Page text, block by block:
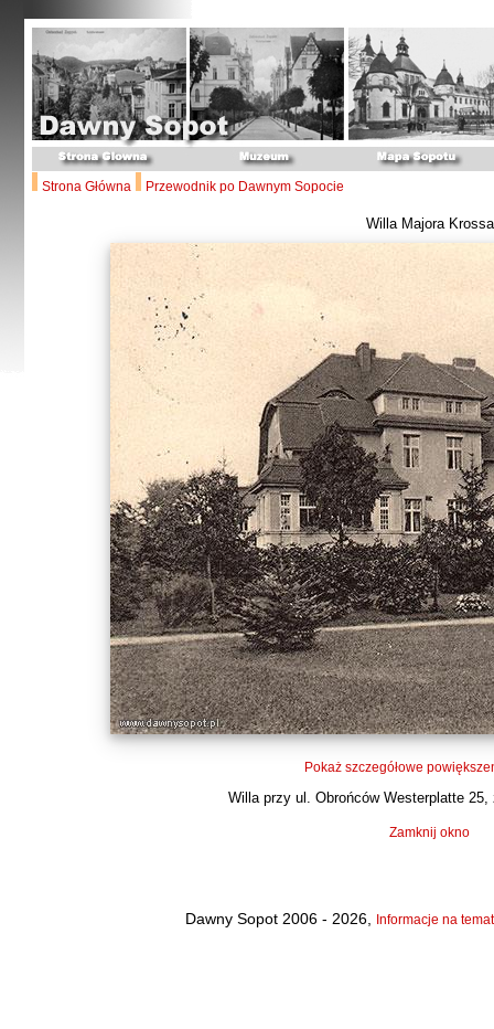
Strona Główna Przewodnik po Dawnym Sopocie
Willa Majora Krossa
Pokaż szczegółowe
Willa przy ul. Obrońców Westerplatte 25,
Zamknij okno
Dawny Sopot 2006 - 2026, Informacje na